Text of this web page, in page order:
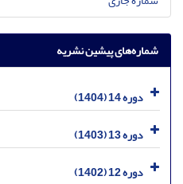
شماره‌های پیشین نشریه
دوره 14 (1404)
دوره 13 (1403)
دوره 12 (1402)